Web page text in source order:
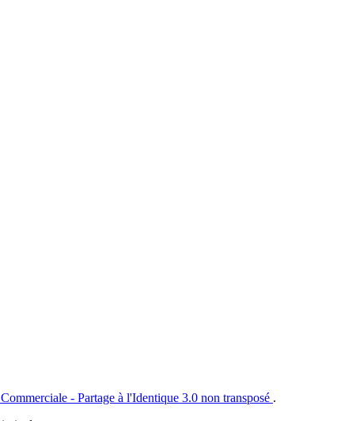
- Partage à l'Identique 3.0 non transposé .